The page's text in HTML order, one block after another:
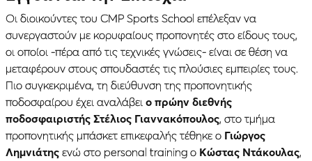
Οι διοικούντες του CMP Sports School επέλεξαν να
συνεργαστούν με κορυφαίους προπονητές στο είδους τους,
οι οποίοι -πέρα από τις τεχνικές γνώσεις- είναι σε θέση να
μεταφέρουν στους σπουδαστές τις πλούσιες εμπειρίες τους.
Πιο συγκεκριμένα, τη διεύθυνση της προπονητικής
ποδοσφαίρου έχει αναλάβει ο πρώην διεθνής
ποδοσφαιριστής Στέλιος Γιαννακόπουλος, στο τμήμα
προπονητικής μπάσκετ επικεφαλής τέθηκε ο Γιώργος
Λημνιάτης ενώ στο personal training ο Κώστας Ντάκουλας,